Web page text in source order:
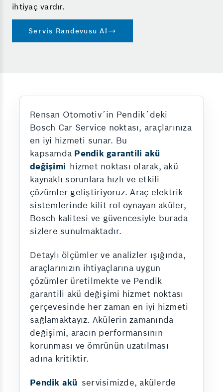
ihtiyaç vardır.
Servis Randevusu Al
Rensan Otomotiv´in Pendik´deki
Bosch Car Service noktası, araçlarınıza
en iyi hizmeti sunar. Bu
kapsamda Pendik garantili akü
değişimi hizmet noktası olarak, akü
kaynaklı sorunlara hızlı ve etkili
çözümler geliştiriyoruz. Araç elektrik
sistemlerinde kilit rol oynayan aküler,
Bosch kalitesi ve güvencesiyle burada
sizlere sunulmaktadır.
Detaylı ölçümler ve analizler ışığında,
araçlarınızın ihtiyaçlarına uygun
çözümler üretilmekte ve Pendik
garantili akü değişimi hizmet noktası
çerçevesinde her zaman en iyi hizmeti
sağlamaktayız. Akülerin zamanında
değişimi, aracın performansının
korunması ve ömrünün uzatılması
adına kritiktir.
Pendik akü servisimizde, akülerde